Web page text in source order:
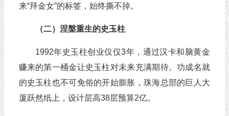
来“拜金女”的标签，始终撕不掉。
（二）涅槃重生的史玉柱
1992年史玉柱创业仅仅3年，通过汉卡和脑黄金
赚来的第一桶金让史玉柱对未来充满期待。功成名就
的史玉柱也不可免俗的开始膨胀，珠海总部的巨人大
厦跃然纸上，设计层高38层预算2亿。